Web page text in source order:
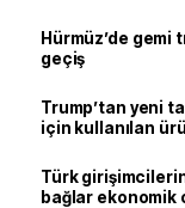
Hürmüz’de
geçiş
Trump’tan yeni
için kullanılan
Türk
bağlar ekonomik